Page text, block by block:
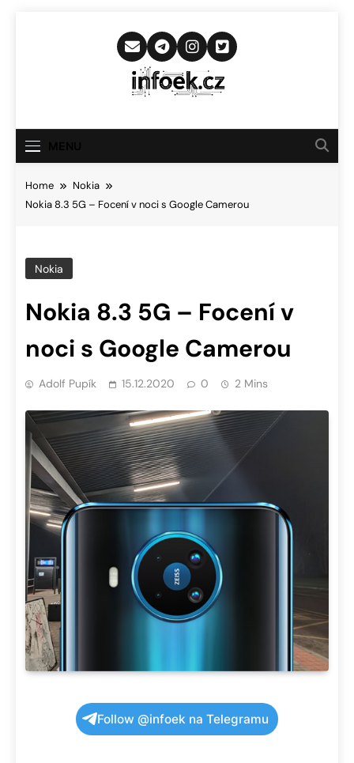
Infoek.cz
Novinkám
Home
Nokia
Nokia 8.3 5G – Focení v noci s Google Camerou
Nokia
Nokia 8.3 5G – Focení v
noci s Google Camerou
Adolf Pupík 15.12.2020 0 2 Mins
Follow @infoek na Telegramu